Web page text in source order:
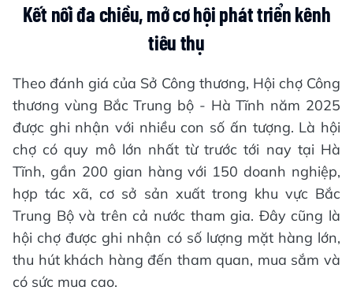
Kết nối đa chiều, mở cơ hội phát triển kênh
tiêu thụ
Theo đánh giá của Sở Công thương, Hội chợ Công
thương vùng Bắc Trung bộ - Hà Tĩnh năm 2025
được ghi nhận với nhiều con số ấn tượng. Là hội
chợ có quy mô lớn nhất từ trước tới nay tại Hà
Tĩnh, gần 200 gian hàng với 150 doanh nghiệp,
hợp tác xã, cơ sở sản xuất trong khu vực Bắc
Trung Bộ và trên cả nước tham gia. Đây cũng là
hội chợ được ghi nhận có số lượng mặt hàng lớn,
thu hút khách hàng đến tham quan, mua sắm và
có sức mua cao.